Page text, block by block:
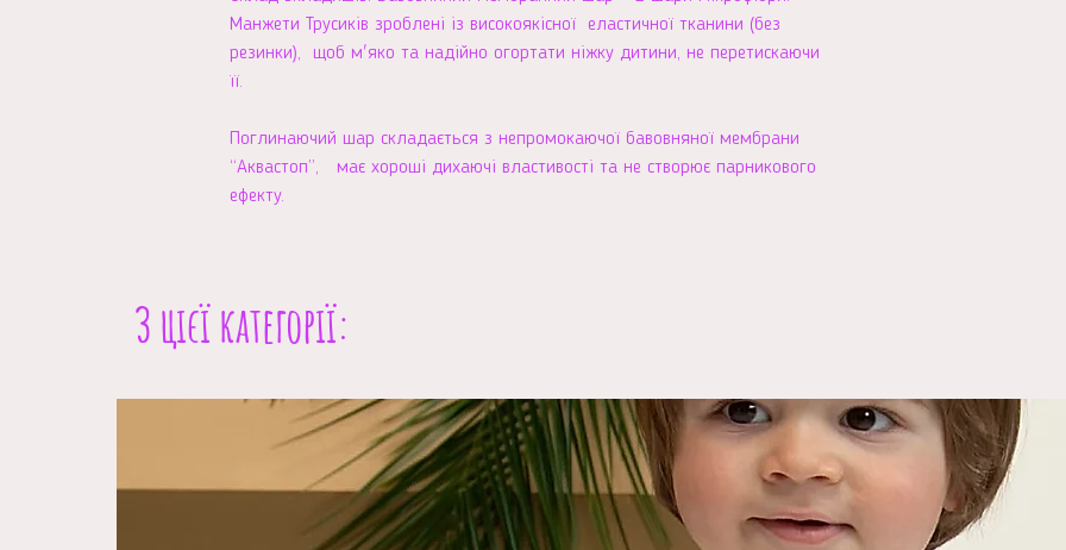
Манжети Трусиків зроблені із високоякісної еластичної тканини (без
резинки), щоб м'яко та надійно огортати ніжку дитини, не перетискаючи
її.
Поглинаючий шар складається з непромокаючої бавовняної мембрани
“Аквастоп”, має хороші дихаючі властивості та не створює парникового
ефекту.
З цієї категорії: